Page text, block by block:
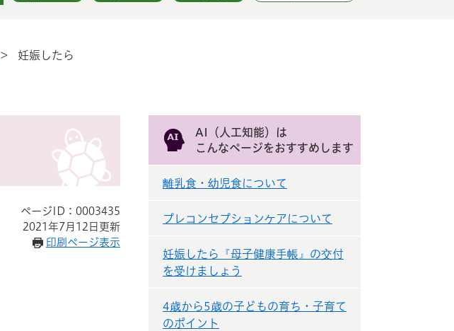
> 妊娠したら
ページID：0003435
2021年7月12日更新
印刷ページ表示
AI（人工知能）は
こんなページをおすすめします
離乳食・幼児食について
プレコンセプションケアについて
妊娠したら『母子健康手帳』の交付
を受けましょう
4歳から5歳の子どもの育ち・子育て
のポイント